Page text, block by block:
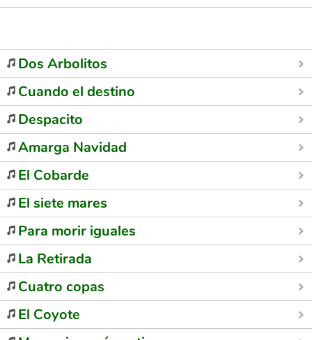
Dos Arbolitos
Cuando el destino
Despacito
Amarga Navidad
El Cobarde
El siete mares
Para morir iguales
La Retirada
Cuatro copas
El Coyote